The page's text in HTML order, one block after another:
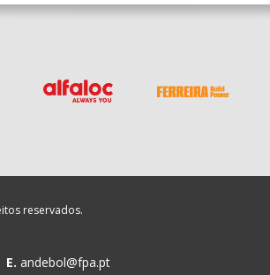
reservados.
E. andebol@fpa.pt